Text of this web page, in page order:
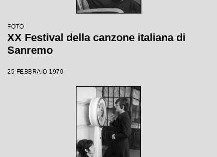
FOTO
XX Festival della canzone italiana di
Sanremo
25 FEBBRAIO 1970